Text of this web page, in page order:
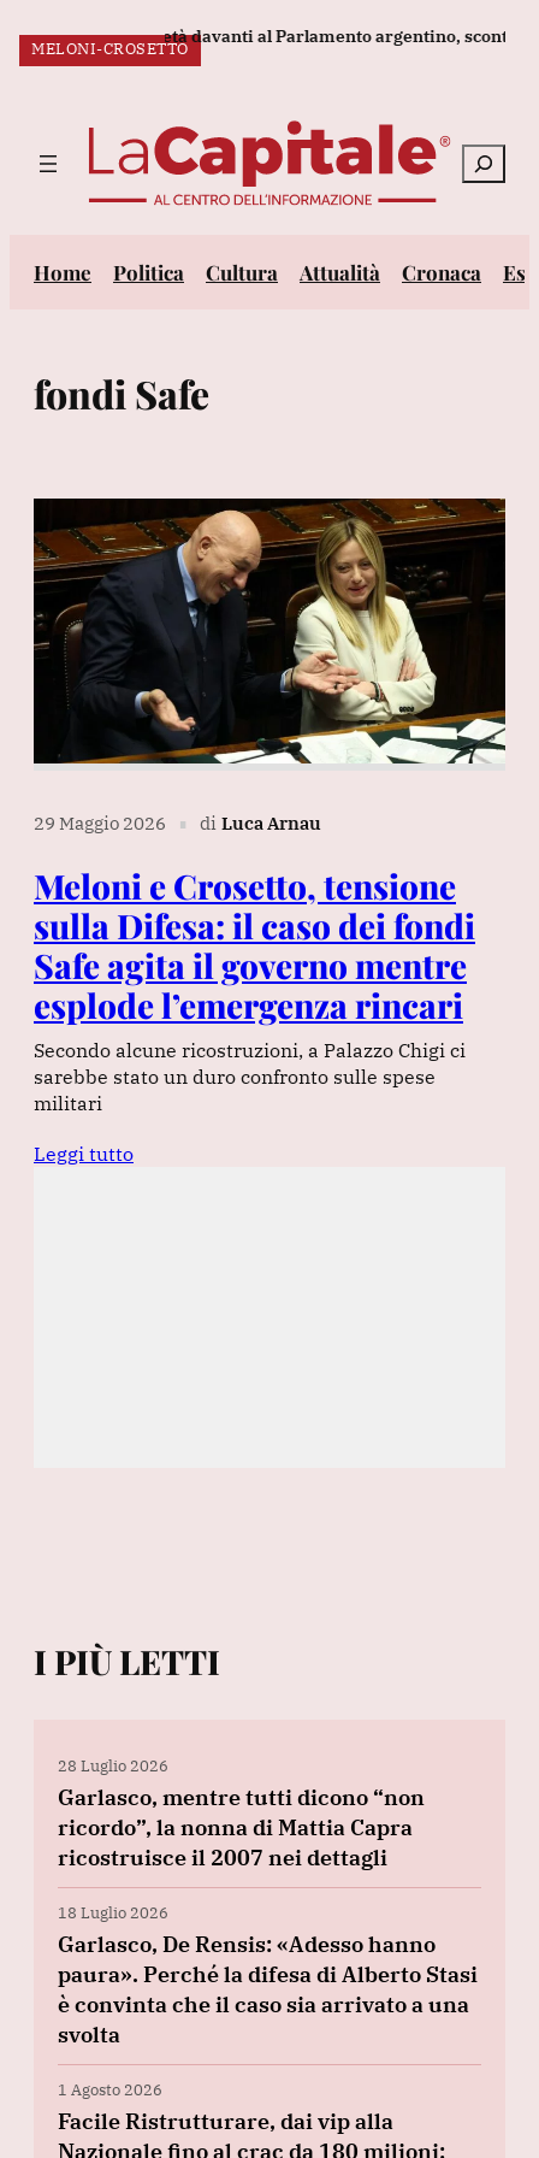
ULTIM’ORA:
sulla proprietà davanti al Parlamento argentino, scontri
Cerca
Home Politica Cultura Attualità Cronaca
fondi Safe
MELONI-CROSETTO
29 Maggio 2026 ∎ di Luca Arnau
Meloni e Crosetto, tensione
sulla Difesa: il caso dei fondi
Safe agita il governo mentre
esplode l’emergenza rincari
Secondo alcune ricostruzioni, a Palazzo Chigi ci
sarebbe stato un duro confronto sulle spese
militari
Leggi tutto
I PIÙ LETTI
28 Luglio 2026
Garlasco, mentre tutti dicono “non
ricordo”, la nonna di Mattia Capra
ricostruisce il 2007 nei dettagli
18 Luglio 2026
Garlasco, De Rensis: «Adesso hanno
paura». Perché la difesa di Alberto Stasi
è convinta che il caso sia arrivato a una
svolta
1 Agosto 2026
Facile Ristrutturare, dai vip alla
Nazionale fino al crac da 180 milioni: